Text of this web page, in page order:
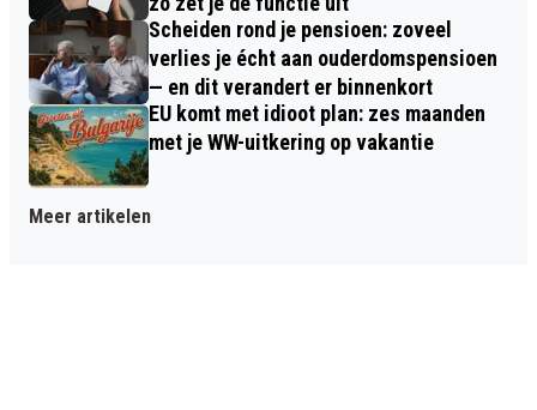
Scheiden rond je pensioen: zoveel
verlies je écht aan ouderdomspensioen
— en dit verandert er binnenkort
EU komt met idioot plan: zes maanden
met je WW-uitkering op vakantie
Meer artikelen